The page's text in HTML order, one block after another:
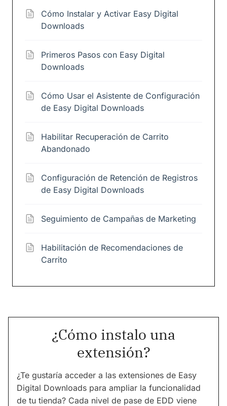
Cómo Instalar y Activar Easy Digital
Downloads
Primeros Pasos con Easy Digital
Downloads
Cómo Usar el Asistente de Configuración
de Easy Digital Downloads
Habilitar Recuperación de Carrito
Abandonado
Configuración de Retención de Registros
de Easy Digital Downloads
Seguimiento de Campañas de Marketing
Habilitación de Recomendaciones de
Carrito
¿Cómo instalo una
extensión?
¿Te gustaría acceder a las extensiones de Easy
Digital Downloads para ampliar la funcionalidad
de tu tienda? Cada nivel de pase de EDD viene